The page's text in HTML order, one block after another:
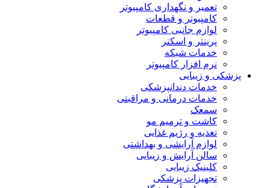
تعمیر و نگهداری کامپیوتر
کامپیوتر و قطعات
لوازم جانبی کامپیوتر
پرینتر و اسکنر
خدمات شبکه
نرم افزار کامپیوتر
پزشکی و زیبایی
خدمات دندانپزشکی
خدمات درمانی و مراقبتی
سمعک
کاشت و ترمیم مو
تغذیه و رژیم غذایی
لوازم آرایشی و بهداشتی
سالن آرایش و زیبایی
کلینیک زیبایی
تجهیزات پزشکی